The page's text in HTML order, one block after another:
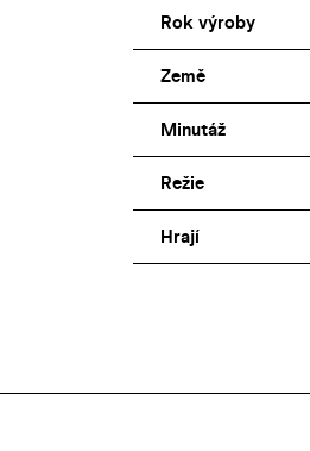
Rok výroby
Země
Minutáž
Režie
Hrají